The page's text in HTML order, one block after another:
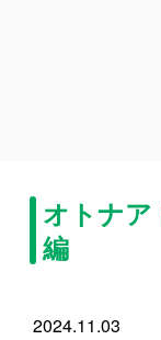
オトナ
編
2024.11.03